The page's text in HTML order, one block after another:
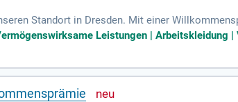
Standort in Dresden. Mit einer
Aufbau, die Umgestaltung und der Abbau von
mehrjährige Erfahrung mit und haben
der Klasse B. Genießen Sie zudem
Leistungen | Arbeitskleidung |